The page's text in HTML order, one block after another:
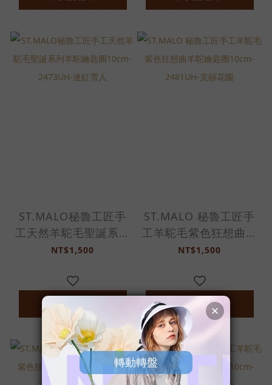
ST.MALO秘魯工匠手
工天然羊駝毛聖誕系列
羊駝鑰匙圈10cm-
NT$1,500
ST.MALO 秘魯工匠手
工羊駝毛紫色狂想曲羊
駝鑰匙圈10cm-
NT$1,500
加入購物車